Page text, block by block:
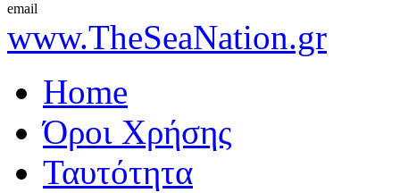
email
www.TheSeaNation.gr
Home
Όροι Χρήσης
Ταυτότητα